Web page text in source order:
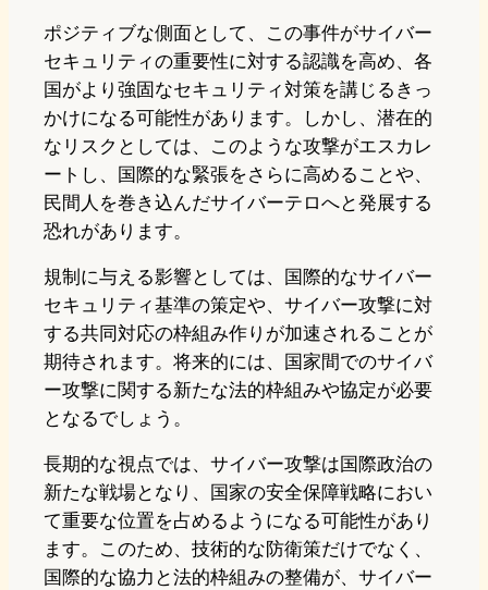
ポジティブな側面として、この事件がサイバー
セキュリティの重要性に対する認識を高め、各
国がより強固なセキュリティ対策を講じるきっ
かけになる可能性があります。しかし、潜在的
なリスクとしては、このような攻撃がエスカレ
ートし、国際的な緊張をさらに高めることや、
民間人を巻き込んだサイバーテロへと発展する
恐れがあります。
規制に与える影響としては、国際的なサイバー
セキュリティ基準の策定や、サイバー攻撃に対
する共同対応の枠組み作りが加速されることが
期待されます。将来的には、国家間でのサイバ
ー攻撃に関する新たな法的枠組みや協定が必要
となるでしょう。
長期的な視点では、サイバー攻撃は国際政治の
新たな戦場となり、国家の安全保障戦略におい
て重要な位置を占めるようになる可能性があり
ます。このため、技術的な防衛策だけでなく、
国際的な協力と法的枠組みの整備が、サイバー